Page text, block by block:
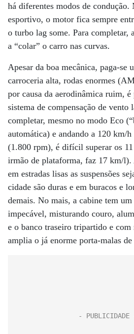
há diferentes modos de condução.
esportivo, o motor fica sempre
o turbo lag some. Para completar,
a “colar” o carro nas curvas.
Apesar da boa mecânica, paga-se
carroceria alta, rodas enormes
por causa da aerodinâmica ruim,
sistema de compensação de vento
completar, mesmo no modo Eco
automática) e andando a 120 km/
(1.800 rpm), é difícil superar os
irmão de plataforma, faz 17 km/l).
em estradas lisas as suspensões
cidade são duras e em buracos e
demais. No mais, a cabine tem um
impecável, misturando couro,
e o banco traseiro tripartido e
amplia o já enorme porta-malas